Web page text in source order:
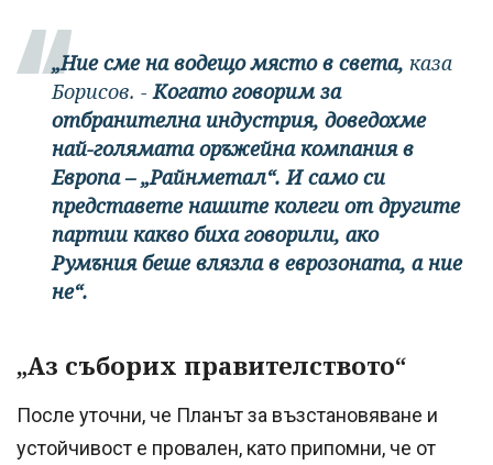
„Ние сме на водещо място в света, каза
Борисов. -Когато говорим за
отбранителна индустрия, доведохме
най-голямата оръжейна компания в
Европа – „Райнметал“. И само си
представете нашите колеги от другите
партии какво биха говорили, ако
Румъния беше влязла в еврозоната, а ние
не“.
„Аз съборих правителството“
После уточни, че Планът за възстановяване и
устойчивост е провален, като припомни, че от